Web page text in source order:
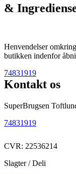
&
Henvendelser
butikken indenfor
74831919
Kontakt os
SuperBrugsen
74831919
CVR: 22536214
Slagter / Deli